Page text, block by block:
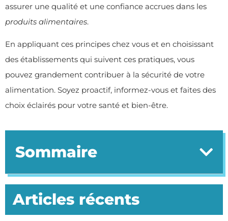
assurer une qualité et une confiance accrues dans les
produits alimentaires.
En appliquant ces principes chez vous et en choisissant
des établissements qui suivent ces pratiques, vous
pouvez grandement contribuer à la sécurité de votre
alimentation. Soyez proactif, informez-vous et faites des
choix éclairés pour votre santé et bien-être.
Sommaire
Articles récents